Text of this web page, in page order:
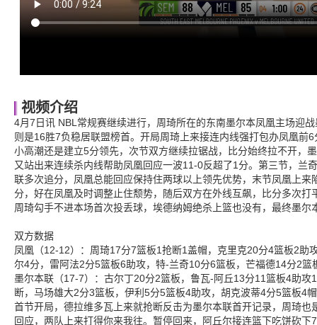
视频介绍
4月7日讯 NBL常规赛继续进行，周琦所在的东南墨尔本凤凰主场迎
则是16胜7负稳居联盟榜首。开局周琦上来接连内线强打包办凤凰前
小高潮还是建立5分领先，次节双方继续拉锯战，比分始终拉不开，
又站出来连续杀内线帮助凤凰回应一波11-0反超了1分。第三节，兰
联多次追分，凤凰总能回应保持住两球以上领先优势，末节凤凰上
分，好在凤凰及时调整止住颓势，随后双方在外线互飙，比分多次
周琦勾手不进本场首次投丢球，埃德纳姆绝杀上篮也没有，最终墨尔
双方数据
凤凰（12-12）：周琦17分7篮板1抢断1盖帽，克里克20分4篮板2助
尔4分，雷阿法2分5篮板6助攻，特-兰奇10分6篮板，芒福德14分2篮
墨尔本联（17-7）：古尔丁20分2篮板，鲁瓦-阿丘13分11篮板4助
断，马场雄大2分3篮板，伊利5分5篮板4助攻，胡克波蒂4分5篮板4
首节开局，德拉维多瓦上来就抢断反击为墨尔本联首开记录，周琦
回应，两队上来打得你来我往。暂停回来，阿丘尔接连篮下吃饼砍